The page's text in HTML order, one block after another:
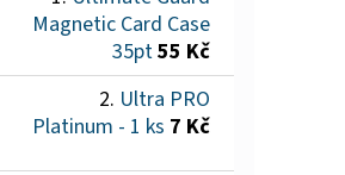
Magnetic Card Case
35pt55 Kč
Ultra PRO
Platinum - 1 ks 7 Kč